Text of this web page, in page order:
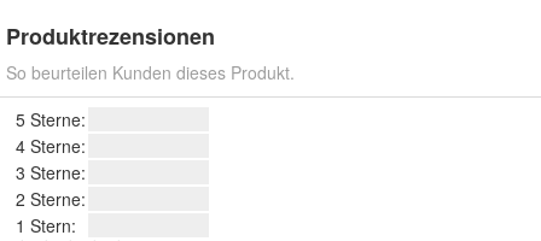
Produktrezensionen
So beurteilen Kunden dieses Produkt.
5 Sterne:
4 Sterne:
3 Sterne:
2 Sterne:
1 Stern: